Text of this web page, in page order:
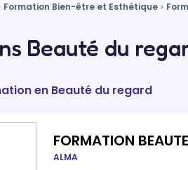
Formation Bien-être et Esthétique
Beauté du
en Beauté du regard
FORMATION
ALMA